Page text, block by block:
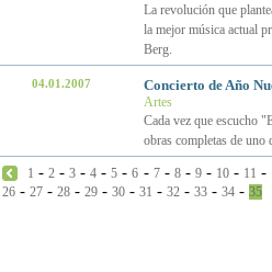
La revolución que
la mejor música actual
Berg.
04.01.2007 Concierto de Año
Artes
Cada vez que escucho
obras completas de
1 -2 -3 -4 -5 -6 - 7- 8- 9- 10- 11 -
26 - 27 - 28 - 29 - 30 - 31 - 32 - 33 - 34 - 35